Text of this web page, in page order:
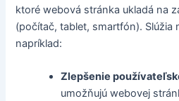
ktoré webová stránka ukladá na
(počítač, tablet, smartfón). Slúžia
napríklad:
Zlepšenie
umožňujú webovej